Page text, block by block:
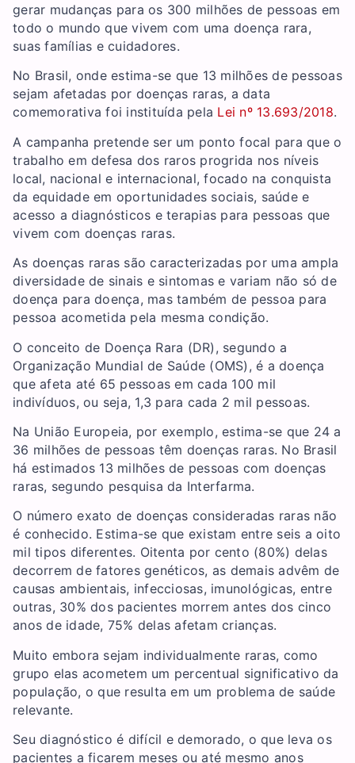
gerar mudanças para os 300 milhões de pessoas em
todo o mundo que vivem com uma doença rara,
suas famílias e cuidadores.
No Brasil, onde estima-se que 13 milhões de pessoas
sejam afetadas por doenças raras, a data
comemorativa foi instituída pela Lei nº 13.693/2018.
A campanha pretende ser um ponto focal para que o
trabalho em defesa dos raros progrida nos níveis
local, nacional e internacional, focado na conquista
da equidade em oportunidades sociais, saúde e
acesso a diagnósticos e terapias para pessoas que
vivem com doenças raras.
As doenças raras são caracterizadas por uma ampla
diversidade de sinais e sintomas e variam não só de
doença para doença, mas também de pessoa para
pessoa acometida pela mesma condição.
O conceito de Doença Rara (DR), segundo a
Organização Mundial de Saúde (OMS), é a doença
que afeta até 65 pessoas em cada 100 mil
indivíduos, ou seja, 1,3 para cada 2 mil pessoas.
Na União Europeia, por exemplo, estima-se que 24 a
36 milhões de pessoas têm doenças raras. No Brasil
há estimados 13 milhões de pessoas com doenças
raras, segundo pesquisa da Interfarma.
O número exato de doenças consideradas raras não
é conhecido. Estima-se que existam entre seis a oito
mil tipos diferentes. Oitenta por cento (80%) delas
decorrem de fatores genéticos, as demais advêm de
causas ambientais, infecciosas, imunológicas, entre
outras, 30% dos pacientes morrem antes dos cinco
anos de idade, 75% delas afetam crianças.
Muito embora sejam individualmente raras, como
grupo elas acometem um percentual significativo da
população, o que resulta em um problema de saúde
relevante.
Seu diagnóstico é difícil e demorado, o que leva os
pacientes a ficarem meses ou até mesmo anos